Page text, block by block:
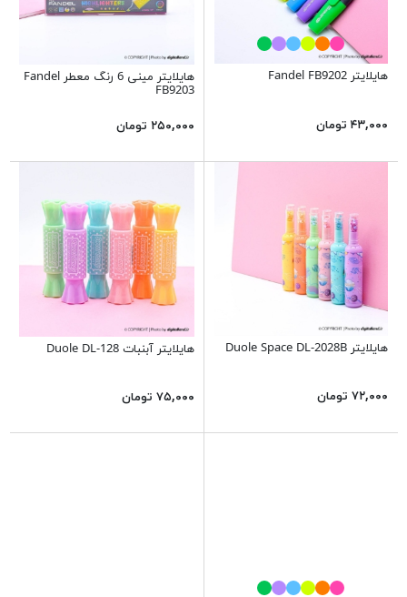
هایلایتر Fandel FB9202
۴۳,۰۰۰ تومان
هایلایتر مینی 6 رنگ معطر Fandel
FB9203
۲۵۰,۰۰۰ تومان
هایلایتر Duole Space DL-2028B
۷۲,۰۰۰ تومان
هایلایتر آبنبات Duole DL-128
۷۵,۰۰۰ تومان